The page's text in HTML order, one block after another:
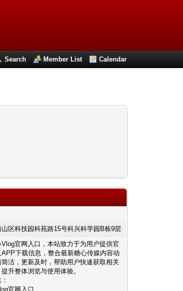
Search Member List Calendar
区科技园科苑路15号科兴科学园B栋9层
官网入口，本站致力于为用户提供官
下载信息，整合最新糖心传媒内容动
洁，更新及时，帮助用户快速获取相关
升整体浏览与使用体验。
官网入口